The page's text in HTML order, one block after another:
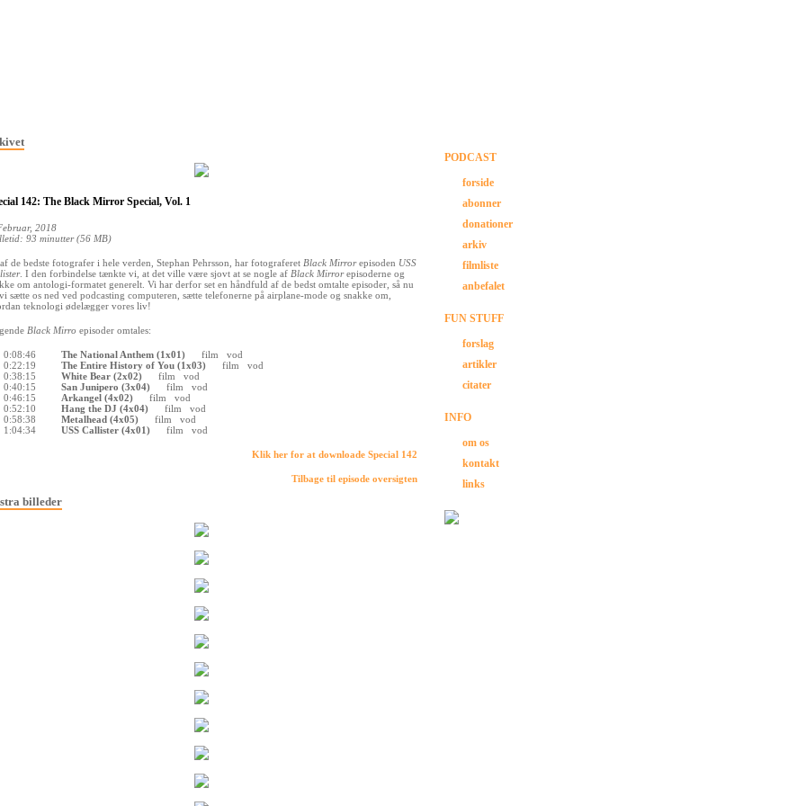
PODCAST
forside
abonner
donationer
arkiv
filmliste
anbefalet
FUN STUFF
forslag
artikler
citater
INFO
om os
kontakt
links
142: The Black Mirror Special, Vol. 1
2018
93 minutter (56 MB)
de bedste fotografer i hele verden, Stephan Pehrsson, har fotograferet Black Mirrorepisoden USS
. I den forbindelse tænkte vi, at det ville være sjovt at se nogle af Black Mirrorepisoderne og
om antologi-formatet generelt. Vi har derfor set en håndfuld af de bedst omtalte episoder, så nu
sætte os ned ved podcasting computeren, sætte telefonerne på airplane-mode og snakke om,
teknologi ødelægger vores liv!
Black Mirro episoder omtales:
0:08:46 The National Anthem (1x01) film
vod
0:22:19
The Entire History of You (1x03) film
vod
0:38:15
White Bear (2x02) film
vod
0:40:15
San Junipero (3x04) film
vod
0:46:15
Arkangel (4x02) film
vod
0:52:10
Hang the DJ (4x04) film
vod
0:58:38
Metalhead (4x05) film
vod
1:04:34
USS Callister (4x01) film vod
Klik her for at downloade Special 142
Tilbage til episode oversigten
billeder